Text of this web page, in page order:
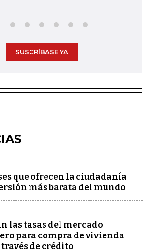
SUSCRÍBASE YA
que ofrecen la ciudadanía
más barata del mundo
las tasas del mercado
para compra de vivienda
través de crédito